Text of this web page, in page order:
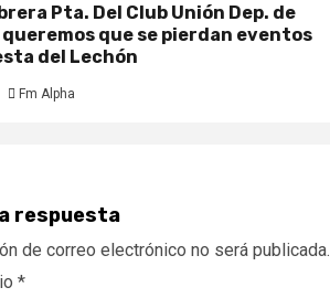
Pta. Del Club Unión Dep. de
queremos que se pierdan eventos
del Lechón
Fm Alpha
respuesta
de correo electrónico no será publicada.
*